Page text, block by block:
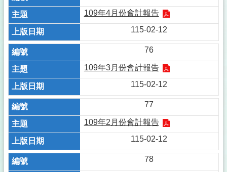
109年4月份會計報告
115-02-12
76
109年3月份會計報告
115-02-12
77
109年2月份會計報告
115-02-12
78